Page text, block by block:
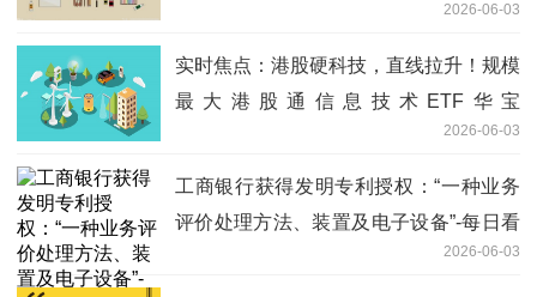
2026-06-03
实时焦点：港股硬科技，直线拉升！规模
最大港股通信息技术ETF华宝
（159131）冲高1.71%再创上市新高
2026-06-03
工商银行获得发明专利授权：“一种业务
评价处理方法、装置及电子设备”-每日看
2026-06-03